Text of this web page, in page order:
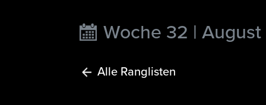
Woche 32 |
Alle Ranglisten